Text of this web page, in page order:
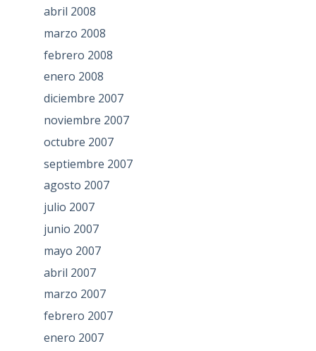
abril 2008
marzo 2008
febrero 2008
enero 2008
diciembre 2007
noviembre 2007
octubre 2007
septiembre 2007
agosto 2007
julio 2007
junio 2007
mayo 2007
abril 2007
marzo 2007
febrero 2007
enero 2007